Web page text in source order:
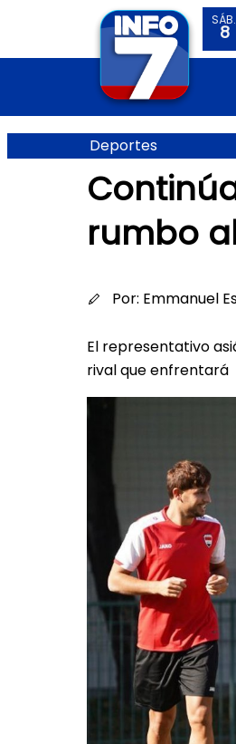
8
Deportes
rumbo
Por: Emmanuel
El representativo
rival que enfrentará